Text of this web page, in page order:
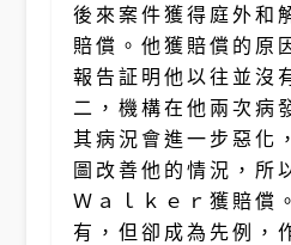
後來案件獲得庭外和
賠償。他獲賠償的原
報告証明他以往並沒
二，機構在他兩次病
其病況會進一步惡化
圖改善他的情況，所
Ｗａｌｋｅｒ獲賠償
有，但卻成為先例，